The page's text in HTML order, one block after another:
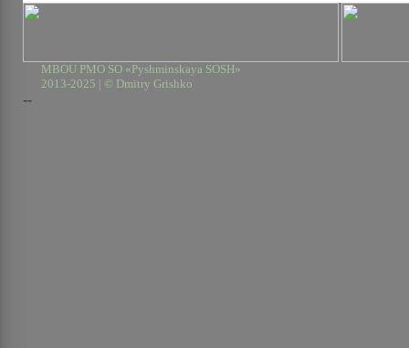
MBOU PMO SO «Pyshminskaya SOSH»
2013-2025 | © Dmitry Grishko
--